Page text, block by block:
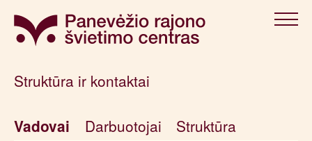
Struktūra ir kontaktai
Vadovai Darbuotojai Struktūra